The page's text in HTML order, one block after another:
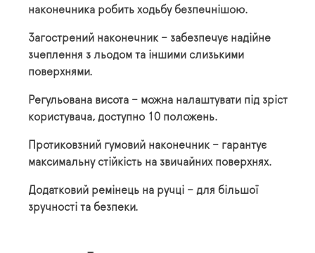
наконечника робить ходьбу безпечнішою.
Загострений наконечник – забезпечує надійне
зчеплення з льодом та іншими слизькими
поверхнями.
Регульована висота – можна налаштувати під зріст
користувача, доступно 10 положень.
Протиковзний гумовий наконечник – гарантує
максимальну стійкість на звичайних поверхнях.
Додатковий ремінець на ручці – для більшої
зручності та безпеки.